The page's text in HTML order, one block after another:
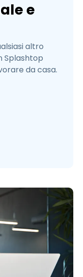
e
altro
Splashtop
da casa.